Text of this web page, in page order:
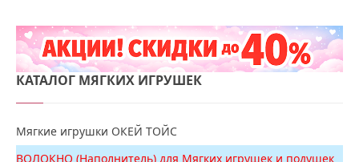
КАТАЛОГ МЯГКИХ ИГРУШЕК
Мягкие игрушки ОКЕЙ ТОЙС
ВОЛОКНО (Наполнитель) для Мягких игрушек и подушек